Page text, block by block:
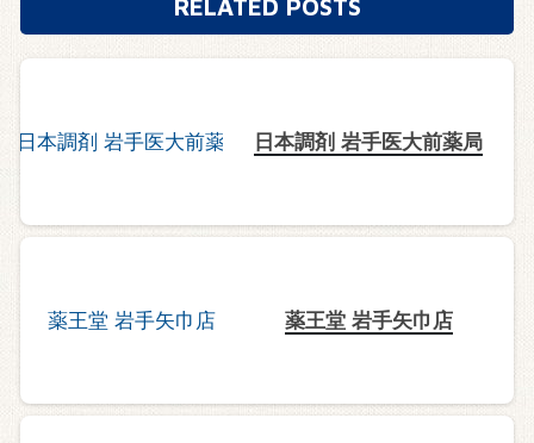
日本調剤 岩手医大前薬局
薬王堂 岩手矢巾店